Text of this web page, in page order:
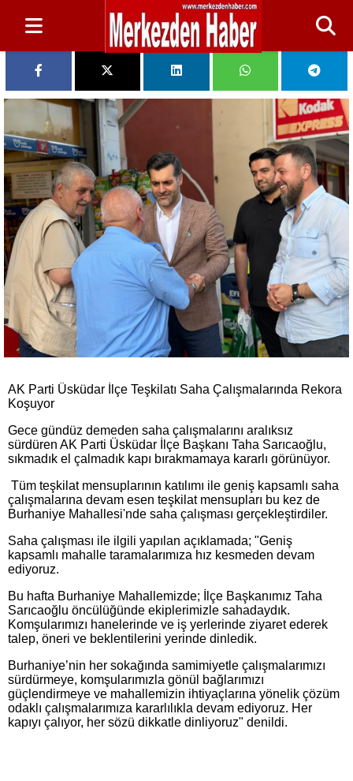
AK Parti Üsküdar İlçe Teşkilatı Saha Çalışmalarında Rekora
Koşuyor
Gece gündüz demeden saha çalışmalarını aralıksız
sürdüren AK Parti Üsküdar İlçe Başkanı Taha Sarıcaoğlu,
sıkmadık el çalmadık kapı bırakmamaya kararlı görünüyor.
Tüm teşkilat mensuplarının katılımı ile geniş kapsamlı saha
çalışmalarına devam esen teşkilat mensupları bu kez de
Burhaniye Mahallesi'nde saha çalışması gerçekleştirdiler.
Saha çalışması ile ilgili yapılan açıklamada; "Geniş
kapsamlı mahalle taramalarımıza hız kesmeden devam
ediyoruz.
Bu hafta Burhaniye Mahallemizde; İlçe Başkanımız Taha
Sarıcaoğlu öncülüğünde ekiplerimizle sahadaydık.
Komşularımızı hanelerinde ve iş yerlerinde ziyaret ederek
talep, öneri ve beklentilerini yerinde dinledik.
Burhaniye’nin her sokağında samimiyetle çalışmalarımızı
sürdürmeye, komşularımızla gönül bağlarımızı
güçlendirmeye ve mahallemizin ihtiyaçlarına yönelik çözüm
odaklı çalışmalarımıza kararlılıkla devam ediyoruz. Her
kapıyı çalıyor, her sözü dikkatle dinliyoruz" denildi.